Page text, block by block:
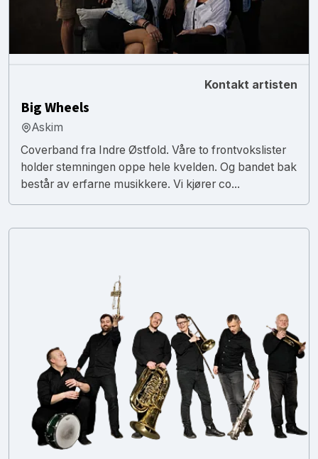
Kontakt artisten
Big Wheels
Askim
Coverband fra Indre Østfold. Våre to frontvokslister
holder stemningen oppe hele kvelden. Og bandet bak
består av erfarne musikkere. Vi kjører co...